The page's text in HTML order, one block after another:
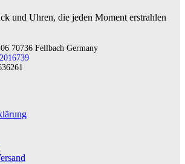
und Uhren, die jeden Moment erstrahlen
70736 Fellbach Germany